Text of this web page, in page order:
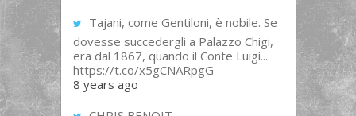
Tajani, come Gentiloni, è nobile. Se
dovesse succedergli a Palazzo Chigi,
era dal 1867, quando il Conte Luigi...
https://t.co/x5gCNARpgG
8 years ago